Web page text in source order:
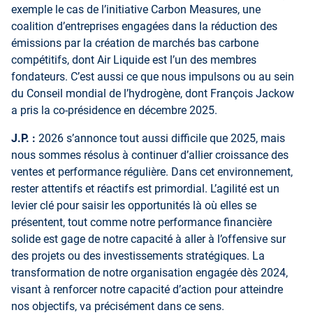
exemple le cas de l’initiative Carbon Measures, une
coalition d’entreprises engagées dans la réduction des
émissions par la création de marchés bas carbone
compétitifs, dont Air Liquide est l’un des membres
fondateurs. C’est aussi ce que nous impulsons ou au sein
du Conseil mondial de l’hydrogène, dont François Jackow
a pris la co-présidence en décembre 2025.
J.P. : 2026 s’annonce tout aussi difficile que 2025, mais
nous sommes résolus à continuer d’allier croissance des
ventes et performance régulière. Dans cet environnement,
rester attentifs et réactifs est primordial. L’agilité est un
levier clé pour saisir les opportunités là où elles se
présentent, tout comme notre performance financière
solide est gage de notre capacité à aller à l’offensive sur
des projets ou des investissements stratégiques. La
transformation de notre organisation engagée dès 2024,
visant à renforcer notre capacité d’action pour atteindre
nos objectifs, va précisément dans ce sens.